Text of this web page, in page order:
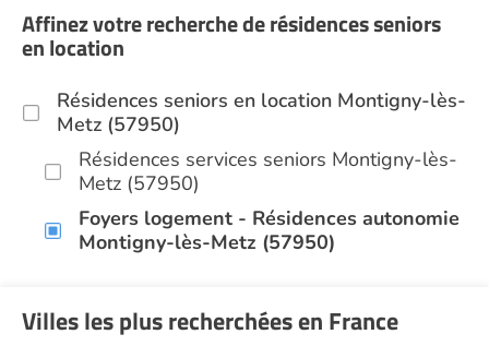
Affinez votre recherche de résidences seniors
en location
Résidences seniors en location Montigny-lès-
Metz (57950)
Résidences services seniors Montigny-lès-
Metz (57950)
Foyers logement - Résidences autonomie
Montigny-lès-Metz (57950)
Villes les plus recherchées en France